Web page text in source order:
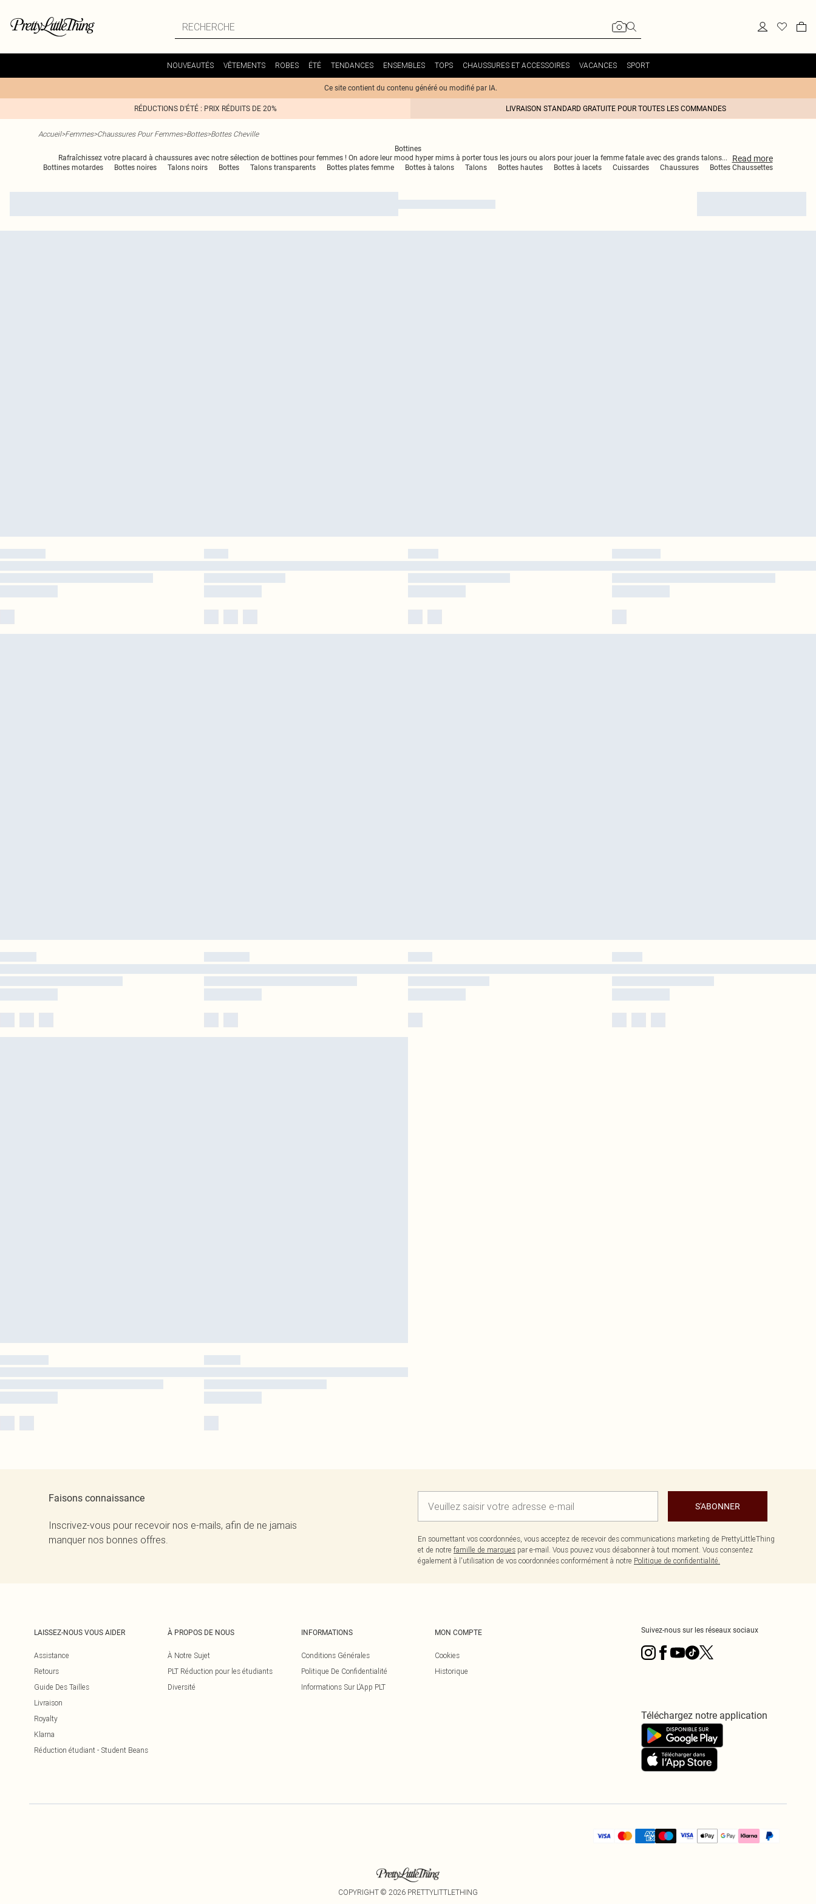
NOUVEAUTÉS VÊTEMENTS ROBES ÉTÉ TENDANCES ENSEMBLES TOPS CHAUSSURES ET ACCESSOIRES VACANCES SPORT
Ce site contient du contenu généré ou modifié par IA.
RÉDUCTIONS D'ÉTÉ : PRIX RÉDUITS DE 20% LIVRAISON STANDARD GRATUITE POUR TOUTES LES COMMANDES
Accueil>Femmes>Chaussures Pour Femmes>Bottes>Bottes Cheville
Bottines
Rafraîchissez votre placard à chaussures avec notre sélection de bottines pour femmes ! On adore leur mood hyper mims à porter tous les jours ou alors pour jouer la femme fatale avec des grands talons... Read more
Bottines motardes Bottes noires Talons noirs Bottes Talons transparents Bottes plates femme Bottes à talons Talons Bottes hautes Bottes à lacets Cuissardes Chaussures Bottes Chaussettes
Faisons connaissance
Inscrivez-vous pour recevoir nos e-mails, afin de ne jamais
manquer nos bonnes offres.
S'ABONNER
En soumettant vos coordonnées, vous acceptez de recevoir des communications marketing de PrettyLittleThing
et de notre famille de marques par e-mail. Vous pouvez vous désabonner à tout moment. Vous consentez
également à l'utilisation de vos coordonnées conformément à notre Politique de confidentialité.
LAISSEZ-NOUS VOUS AIDER
Assistance
Retours
Guide Des Tailles
Livraison
Royalty
Klarna
Réduction étudiant - Student Beans
À PROPOS DE NOUS
À Notre Sujet
PLT Réduction pour les étudiants
Diversité
INFORMATIONS
Conditions Générales
Politique De Confidentialité
Informations Sur L’App PLT
MON COMPTE
Cookies
Historique
Suivez-nous sur les réseaux sociaux
Téléchargez notre application
COPYRIGHT © 2026 PRETTYLITTLETHING